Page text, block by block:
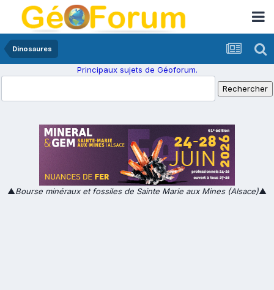
Dinosaures
Principaux sujets de Géoforum.
▲Bourse minéraux et fossiles de Sainte Marie aux Mines (Alsace)▲